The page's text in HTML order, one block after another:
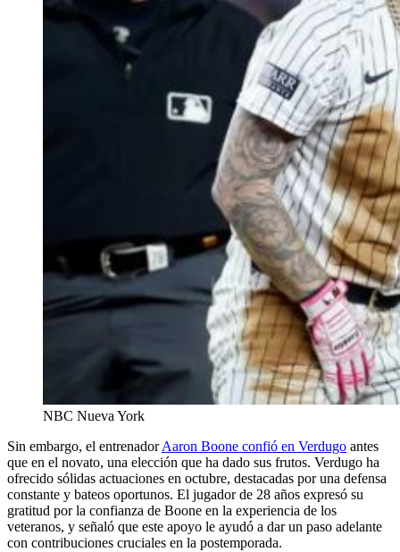
NBC Nueva York
Sin embargo, el entrenadorAaron Boone confió en Verdugo antes
que en el novato, una elección que ha dado sus frutos. Verdugo ha
ofrecido sólidas actuaciones en octubre, destacadas por una defensa
constante y bateos oportunos. El jugador de 28 años expresó su
gratitud por la confianza de Boone en la experiencia de los
veteranos, y señaló que este apoyo le ayudó a dar un paso adelante
con contribuciones cruciales en la postemporada.